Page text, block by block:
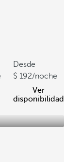
Desde
192/noche
Ver
disponibilidad